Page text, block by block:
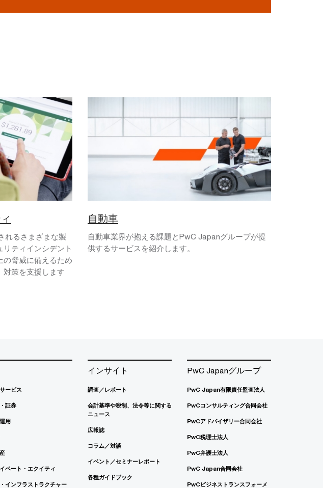
れるさまざまな製
ティインシデント
の脅威に備えるため
対策を支援します
自動車
自動車業界が抱える課題とPwC Japanグループが提
供するサービスを紹介します。
ービス
証券
用
ベート・エクイティ
インフラストラクチャー
インサイト
調査／レポート
会計基準や税制、法令等に関する
ニュース
広報誌
コラム／対談
イベント／セミナーレポート
各種ガイドブック
PwC Japanグループ
PwC Japan有限責任監査法人
PwCコンサルティング合同会社
PwCアドバイザリー合同会社
PwC税理士法人
PwC弁護士法人
PwC Japan合同会社
PwCビジネストランスフォーメ